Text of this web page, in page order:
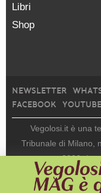
Libri
Shop
NEWSLETTER
FACEBOOK
YOUTUBE
Vegolosi.it è una
Tribunale di Milano,
2026 |